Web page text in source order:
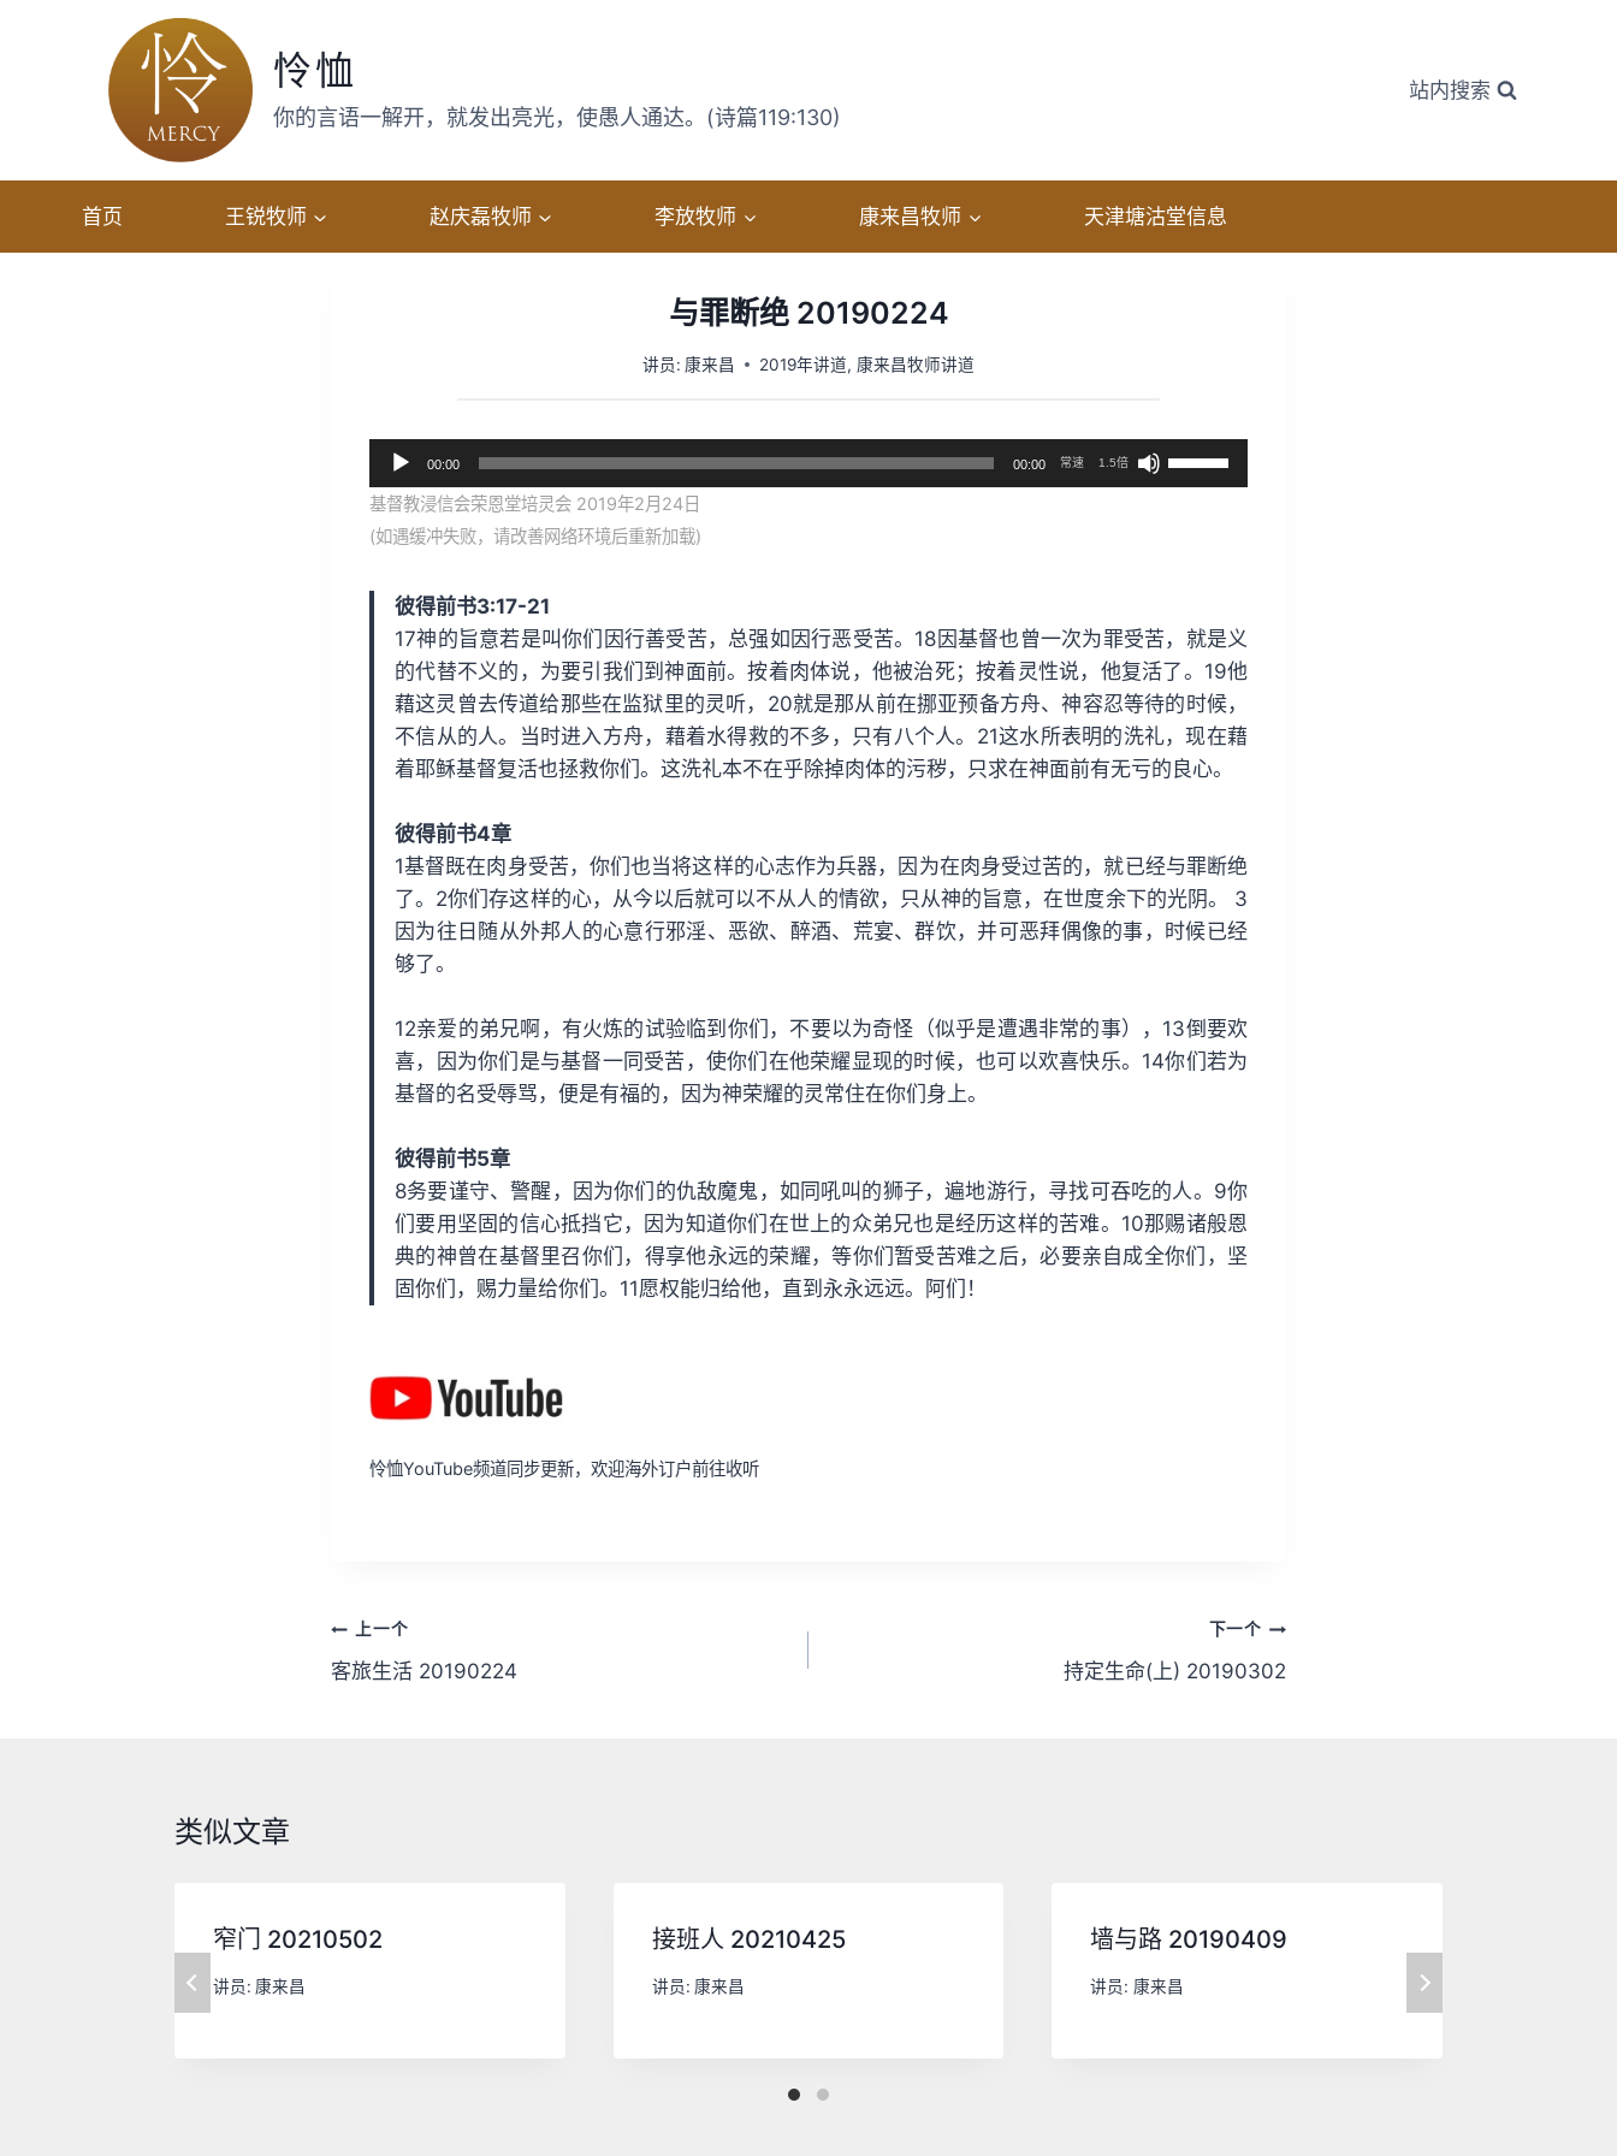
怜恤
你的言语一解开，就发出亮光，使愚人通达。(诗篇119:130)
站内搜索
首页 王锐牧师 赵庆磊牧师 李放牧师 康来昌牧师 天津塘沽堂信息
与罪断绝 20190224
讲员: 康来昌 2019年讲道, 康来昌牧师讲道
频
播
放
00:00 00:00 常速 1.5倍
使
用
头
键
来
增
高
低
音
量
基督教浸信会荣恩堂培灵会 2019年2月24日
(如遇缓冲失败，请改善网络环境后重新加载)
彼得前书3:17-21
17神的旨意若是叫你们因行善受苦，总强如因行恶受苦。18因基督也曾一次为罪受苦，就是义
的代替不义的，为要引我们到神面前。按着肉体说，他被治死；按着灵性说，他复活了。19他
藉这灵曾去传道给那些在监狱里的灵听，20就是那从前在挪亚预备方舟、神容忍等待的时候，
不信从的人。当时进入方舟，藉着水得救的不多，只有八个人。21这水所表明的洗礼，现在藉
着耶稣基督复活也拯救你们。这洗礼本不在乎除掉肉体的污秽，只求在神面前有无亏的良心。
彼得前书4章
1基督既在肉身受苦，你们也当将这样的心志作为兵器，因为在肉身受过苦的，就已经与罪断绝
了。2你们存这样的心，从今以后就可以不从人的情欲，只从神的旨意，在世度余下的光阴。 3
因为往日随从外邦人的心意行邪淫、恶欲、醉酒、荒宴、群饮，并可恶拜偶像的事，时候已经
够了。
12亲爱的弟兄啊，有火炼的试验临到你们，不要以为奇怪（似乎是遭遇非常的事），13倒要欢
喜，因为你们是与基督一同受苦，使你们在他荣耀显现的时候，也可以欢喜快乐。14你们若为
基督的名受辱骂，便是有福的，因为神荣耀的灵常住在你们身上。
彼得前书5章
8务要谨守、警醒，因为你们的仇敌魔鬼，如同吼叫的狮子，遍地游行，寻找可吞吃的人。9你
们要用坚固的信心抵挡它，因为知道你们在世上的众弟兄也是经历这样的苦难。10那赐诸般恩
典的神曾在基督里召你们，得享他永远的荣耀，等你们暂受苦难之后，必要亲自成全你们，坚
固你们，赐力量给你们。11愿权能归给他，直到永永远远。阿们！
怜恤YouTube频道同步更新，欢迎海外订户前往收听
文
章
上一个
客旅生活 20190224
下一个
持定生命(上) 20190302
类似文章
窄门 20210502
讲员: 康来昌
接班人 20210425
讲员: 康来昌
墙与路 20190409
讲员: 康来昌